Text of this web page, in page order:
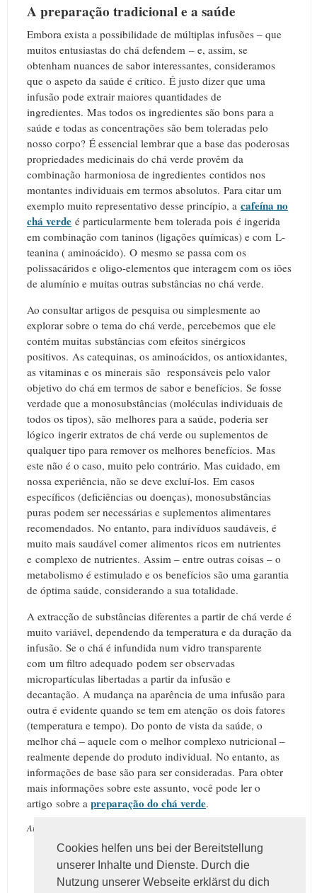
Cookies helfen uns bei der Bereitstellung
unserer Inhalte und Dienste. Durch die
Nutzung unserer Webseite erklärst du dich
A preparação tradicional e a saúde
Embora exista a possibilidade de múltiplas infusões – que
muitos entusiastas do chá defendem – e, assim, se
obtenham nuances de sabor interessantes, consideramos
que o aspeto da saúde é crítico. É justo dizer que uma
infusão pode extrair maiores quantidades de
ingredientes. Mas todos os ingredientes são bons para a
saúde e todas as concentrações são bem toleradas pelo
nosso corpo? É essencial lembrar que a base das poderosas
propriedades medicinais do chá verde provêm da
combinação harmoniosa de ingredientes contidos nos
montantes individuais em termos absolutos. Para citar um
exemplo muito representativo desse princípio, a cafeína no
chá verde é particularmente bem tolerada pois é ingerida
em combinação com taninos (ligações químicas) e com L-
teanina ( aminoácido). O mesmo se passa com os
polissacáridos e oligo-elementos que interagem com os iões
de alumínio e muitas outras substâncias no chá verde.
Ao consultar artigos de pesquisa ou simplesmente ao
explorar sobre o tema do chá verde, percebemos que ele
contém muitas substâncias com efeitos sinérgicos
positivos. As catequinas, os aminoácidos, os antioxidantes,
as vitaminas e os minerais são responsáveis ​​pelo valor
objetivo do chá em termos de sabor e benefícios. Se fosse
verdade que a monosubstâncias (moléculas individuais de
todos os tipos), são melhores para a saúde, poderia ser
lógico ingerir extratos de chá verde ou suplementos de
qualquer tipo para remover os melhores benefícios. Mas
este não é o caso, muito pelo contrário. Mas cuidado, em
nossa experiência, não se deve excluí-los. Em casos
específicos (deficiências ou doenças), monosubstâncias
puras podem ser necessárias e suplementos alimentares
recomendados. No entanto, para indivíduos saudáveis, é
muito mais saudável comer alimentos ricos em nutrientes
e complexo de nutrientes. Assim – entre outras coisas – o
metabolismo é estimulado e os benefícios são uma garantia
de óptima saúde, considerando a sua totalidade.
A extracção de substâncias diferentes a partir de chá verde é
muito variável, dependendo da temperatura e da duração da
infusão. Se o chá é infundida num vidro transparente
com um filtro adequado podem ser observadas
micropartículas libertadas a partir da infusão e
decantação. A mudança na aparência de uma infusão para
outra é evidente quando se tem em atenção os dois fatores
(temperatura e tempo). Do ponto de vista da saúde, o
melhor chá – aquele com o melhor complexo nutricional –
realmente depende do produto individual. No entanto, as
informações de base são para ser consideradas. Para obter
mais informações sobre este assunto, você pode ler o
artigo sobre a preparação do chá verde.
Autor: